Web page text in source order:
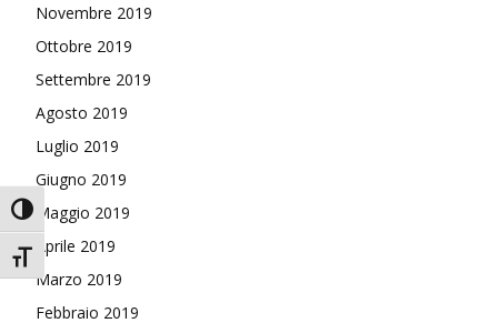
Attiva/disattiva alto contrasto
Attiva/disattiva dimensione testo
Novembre 2019
Ottobre 2019
Settembre 2019
Agosto 2019
Luglio 2019
Giugno 2019
Maggio 2019
Aprile 2019
Marzo 2019
Febbraio 2019